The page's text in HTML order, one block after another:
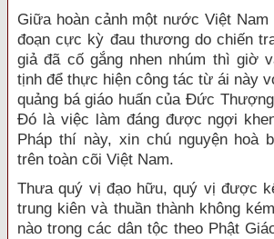
Giữa hoàn cảnh một nước Việt Nam
đoạn cực kỳ đau thương do chiến
giả đã cố gắng nhen nhúm thì giờ
tịnh để thực hiện công tác từ ái này
quảng bá giáo huấn của Đức
Đó là việc làm đáng được ngợi
Pháp thí này, xin chú nguyện hoà
trên toàn cõi Việt Nam.
Thưa quý vị đạo hữu, quý vị được
trung kiên và thuần thành không
nào trong các dân tộc theo Phật